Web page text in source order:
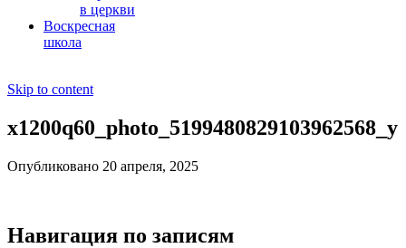
в церкви
Воскресная
школа
Skip to content
x1200q60_photo_5199480829103962568_y
Опубликовано 20 апреля, 2025
Навигация по записям